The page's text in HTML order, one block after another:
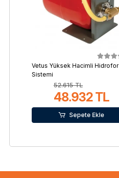
Vetus Yüksek Hacimli Hidrofor
Sistemi
52.615 TL
48.932 TL
Sepete Ekle